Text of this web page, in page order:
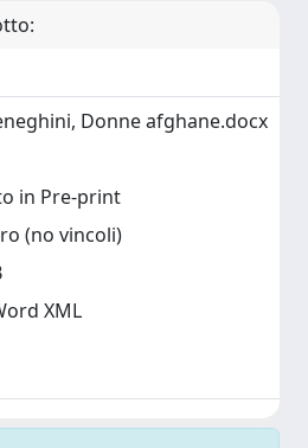
Donne afghane.docx
in Pre-print
(no vincoli)
XML